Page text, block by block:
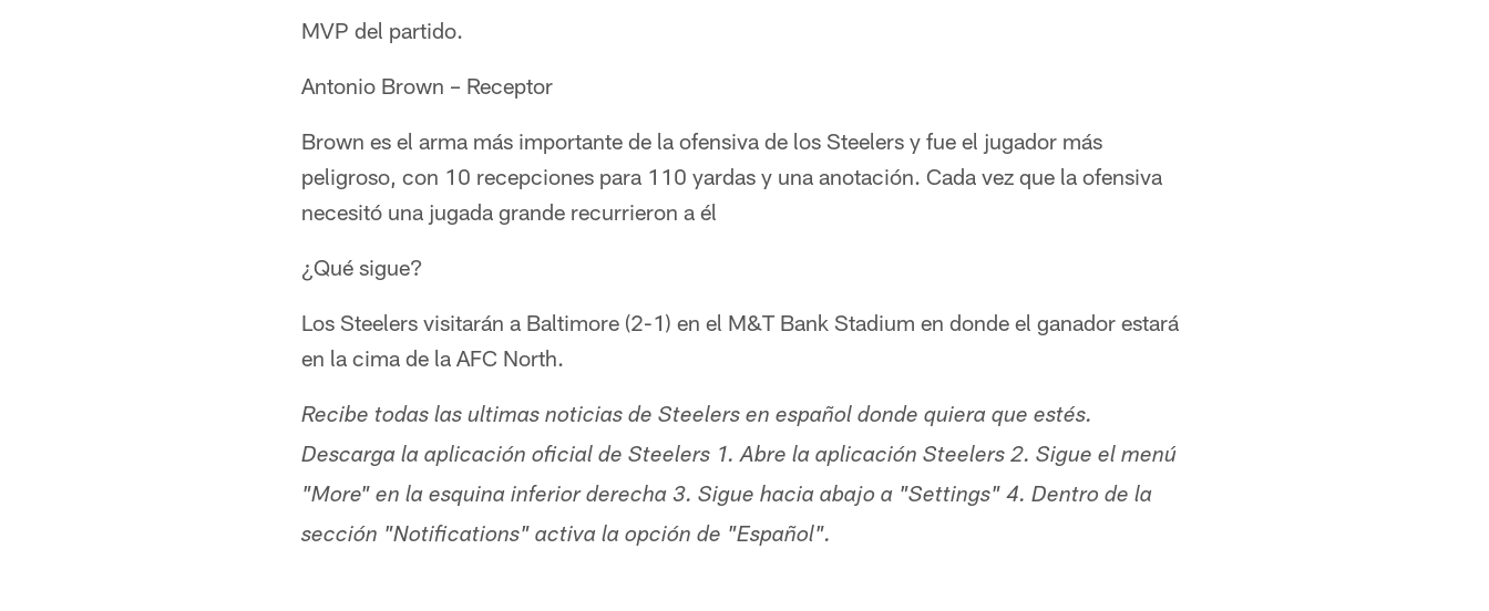
MVP del partido.
Antonio Brown – Receptor
Brown es el arma más importante de la ofensiva de los Steelers y fue el jugador más
peligroso, con 10 recepciones para 110 yardas y una anotación. Cada vez que la ofensiva
necesitó una jugada grande recurrieron a él
¿Qué sigue?
Los Steelers visitarán a Baltimore (2-1) en el M&T Bank Stadium en donde el ganador estará
en la cima de la AFC North.
Recibe todas las ultimas noticias de Steelers en español donde quiera que estés.
Descarga la aplicación oficial de Steelers 1. Abre la aplicación Steelers 2. Sigue el menú
"More" en la esquina inferior derecha 3. Sigue hacia abajo a "Settings" 4. Dentro de la
sección "Notifications" activa la opción de "Español".